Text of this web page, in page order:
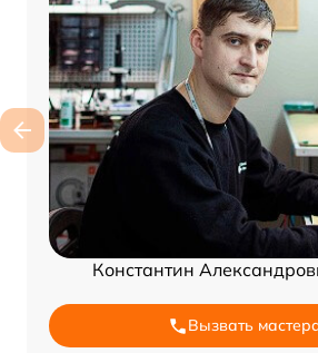
Константин
Вызвать